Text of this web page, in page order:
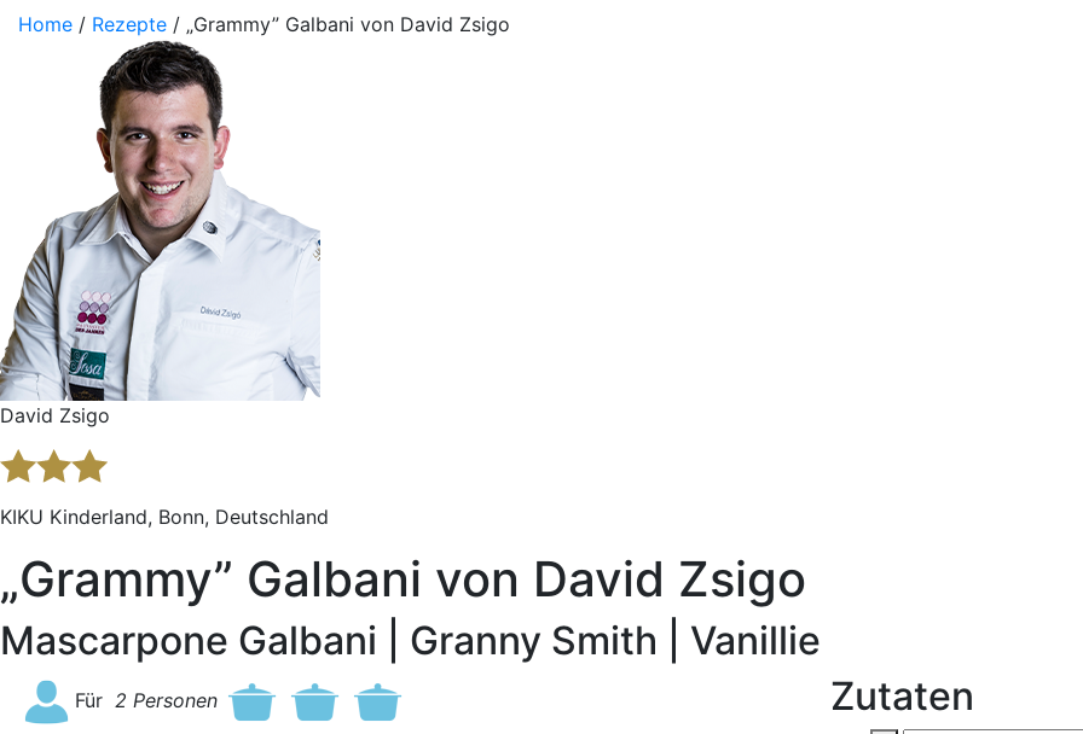
Home / Rezepte / „Grammy” Galbani von David Zsigo
David Zsigo
KIKU Kinderland, Bonn, Deutschland
„Grammy” Galbani von David Zsigo
Mascarpone Galbani | Granny Smith | Vanillie
Für 2 Personen Zutaten